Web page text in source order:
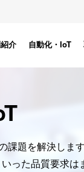
介 自動化・IoT
題を解決します
った品質要求は